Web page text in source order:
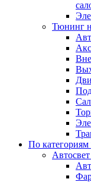
Тюнинг
По категориям
Автосвет